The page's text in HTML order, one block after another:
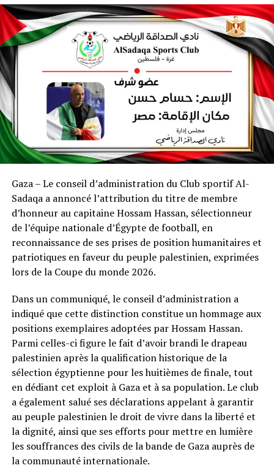
Gaza – Le conseil d’administration du Club sportif Al-
Sadaqa a annoncé l’attribution du titre de membre
d’honneur au capitaine Hossam Hassan, sélectionneur
de l’équipe nationale d’Égypte de football, en
reconnaissance de ses prises de position humanitaires et
patriotiques en faveur du peuple palestinien, exprimées
lors de la Coupe du monde 2026.
Dans un communiqué, le conseil d’administration a
indiqué que cette distinction constitue un hommage aux
positions exemplaires adoptées par Hossam Hassan.
Parmi celles-ci figure le fait d’avoir brandi le drapeau
palestinien après la qualification historique de la
sélection égyptienne pour les huitièmes de finale, tout
en dédiant cet exploit à Gaza et à sa population. Le club
a également salué ses déclarations appelant à garantir
au peuple palestinien le droit de vivre dans la liberté et
la dignité, ainsi que ses efforts pour mettre en lumière
les souffrances des civils de la bande de Gaza auprès de
la communauté internationale.